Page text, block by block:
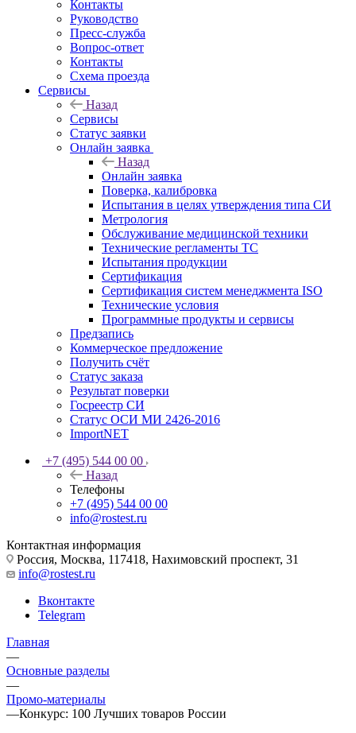
Контакты
Руководство
Пресс-служба
Вопрос-ответ
Контакты
Схема проезда
Сервисы
Назад
Сервисы
Статус заявки
Онлайн заявка
Назад
Онлайн заявка
Поверка, калибровка
Испытания в целях утверждения типа СИ
Метрология
Обслуживание медицинской техники
Технические регламенты ТС
Испытания продукции
Сертификация
Сертификация систем менеджмента ISO
Технические условия
Программные продукты и сервисы
Предзапись
Коммерческое предложение
Получить счёт
Статус заказа
Результат поверки
Госреестр СИ
Статус ОСИ МИ 2426-2016
ImportNET
+7 (495) 544 00 00
Назад
Телефоны
+7 (495) 544 00 00
info@rostest.ru
Контактная информация
Россия, Москва, 117418, Нахимовский проспект, 31
info@rostest.ru
Вконтакте
Telegram
Главная
—
Основные разделы
—
Промо-материалы
—Конкурс: 100 Лучших товаров России